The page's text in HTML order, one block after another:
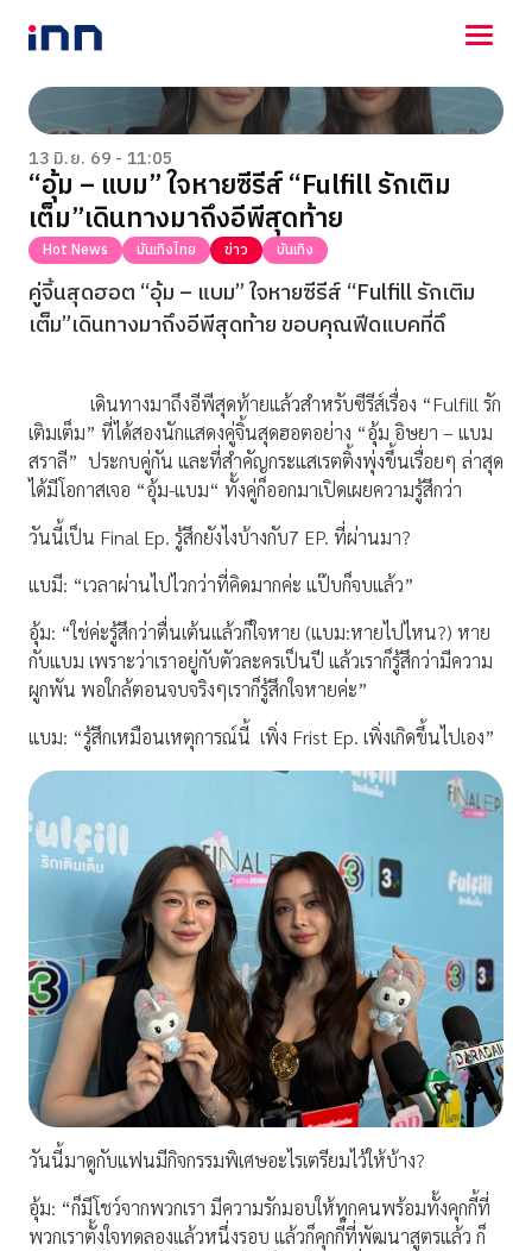
NEWS
ENTERTAINMENT
LIFESTYLE
HOROSCOPE
LOTTERY
VIDEO
ร่วมด้วยช่วยกัน
13 มิ.ย. 69 - 11:05
“อุ้ม – แบม” ใจหายซีรีส์ “Fulfill รักเติม
เต็ม”เดินทางมาถึงอีพีสุดท้าย
Hot News บันเทิงไทย ข่าว บันเทิง
คู่จิ้นสุดฮอต “อุ้ม – แบม” ใจหายซีรีส์ “Fulfill รักเติม
เต็ม”เดินทางมาถึงอีพีสุดท้าย ขอบคุณฟีดแบคที่ดึ
เดินทางมาถึงอีพีสุดท้ายแล้วสำหรับซีรีส์เรื่อง “Fulfill รัก
เติมเต็ม” ที่ได้สองนักแสดงคู่จิ้นสุดฮอตอย่าง “อุ้ม อิษยา – แบม
สราลี” ประกบคู่กัน และที่สำคัญกระแสเรตติ้งพุ่งขึ้นเรื่อยๆ ล่าสุด
ได้มีโอกาสเจอ “อุ้ม-แบม“ ทั้งคู่ก็ออกมาเปิดเผยความรู้สึกว่า
วันนี้เป็น Final Ep. รู้สึกยังไงบ้างกับ7 EP. ที่ผ่านมา?
แบมี: “เวลาผ่านไปไวกว่าที่คิดมากค่ะ แป๊บก็จบแล้ว”
อุ้ม: “ใช่ค่ะรู้สึกว่าตื่นเต้นแล้วก็ใจหาย (แบม:หายไปไหน?) หาย
กับแบม เพราะว่าเราอยู่กับตัวละครเป็นปี แล้วเราก็รู้สึกว่ามีความ
ผูกพัน พอใกล้ตอนจบจริงๆเราก็รู้สึกใจหายค่ะ”
แบม: “รู้สึกเหมือนเหตุการณ์นี้ เพิ่ง Frist Ep. เพิ่งเกิดขึ้นไปเอง”
วันนี้มาดูกับแฟนมีกิจกรรมพิเศษอะไรเตรียมไว้ให้บ้าง?
อุ้ม: “ก็มีโชว์จากพวกเรา มีความรักมอบให้ทุกคนพร้อมทั้งคุกกี้ที่
พวกเราตั้งใจทดลองแล้วหนึ่งรอบ แล้วก็คุกกี้ที่พัฒนาสูตรแล้ว ก็